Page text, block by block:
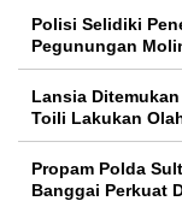
Polisi Selidiki
Pegunungan
Lansia
Toili Lakukan
Propam Polda
Banggai Perkuat